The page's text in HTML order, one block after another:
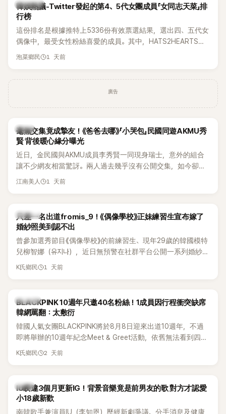
熱議討論
韓娛熱議-Twitter發起的第4、5代女團成員「女同志天菜」排
行榜
這份排名是根據推特上5336份有效票選結果，選出四、五代女
偶像中，最受女性粉絲喜愛的成員。其中，HATS2HEARTS成
員包攬了前三名，展現了她們在女性社群中的高人氣。
泡菜鄉民 1 天前
廣告
韓星
毫無交集竟成摯友！《爸爸去哪》「小哭包」民國同遊AKMU秀
賢 背後暖心緣分曝光
近日，金民國與AKMU成員李秀賢一同現身瑞士，意外的組合
讓不少網友相當驚訝。兩人過去幾乎沒有公開交集，如今卻一
起踏上瑞士之旅，也讓粉絲紛紛好奇：「他們到底是怎麼認識
江南美人 1 天前
K-POP
只差一名出道fromis_9！《偶像學校》正妹練習生宣布嫁了
婚紗照美到認不出
曾參加選秀節目《偶像學校》的前練習生、現年29歲的韓國模特
兒柳智娜（유지나），近日無預警在社群平台公開一系列婚紗
照，親自宣布即將步入婚姻，消息曝光後讓不少曾追看節目的
K氏鄉民 1 天前
K-POP
BLACKPINK 10週年只邀40名粉絲！1成員因行程衝突缺席
韓網罵翻：太敷衍
韓國人氣女團BLACKPINK將於8月8日迎來出道10週年，不過
即將舉辦的10週年紀念Meet & Greet活動，依舊無法看到四人
合體。根據韓媒《MyDaily》7日報導，當天將由Jisoo（智秀）、
K氏鄉民 2 天前
韓星
IU睽違3個月更新IG！背景音樂竟是前男友的歌 對方才認愛
小18歲新歡
南韓歌手兼演員IU（李知恩）歷經新劇爭議、分手消息及健康